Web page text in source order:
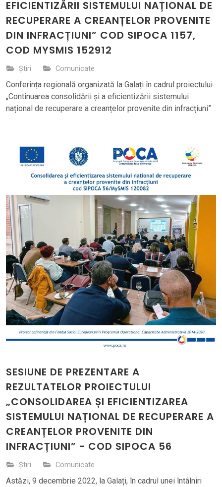
EFICIENTIZĂRII SISTEMULUI NAȚIONAL DE
RECUPERARE A CREANȚELOR PROVENITE
DIN INFRACȚIUNI” COD SIPOCA 1157,
COD MYSMIS 152912
Știri Comunicate
Conferința regională organizată la Galați în cadrul proiectului
„Continuarea consolidării și a eficientizării sistemului
național de recuperare a creanțelor provenite din infracțiuni”
SESIUNE DE PREZENTARE A
REZULTATELOR PROIECTULUI
„CONSOLIDAREA ȘI EFICIENTIZAREA
SISTEMULUI NAȚIONAL DE RECUPERARE A
CREANȚELOR PROVENITE DIN
INFRACȚIUNI” - COD SIPOCA 56
Știri Comunicate
Astăzi, 9 decembrie 2022, la Galați, în cadrul unei întâlniri